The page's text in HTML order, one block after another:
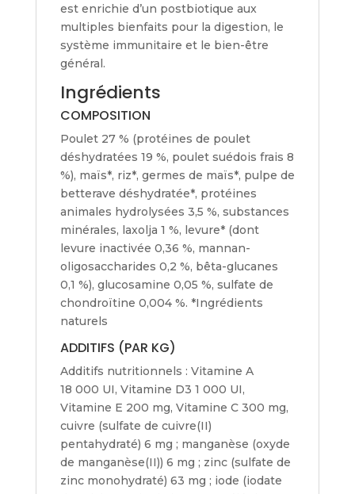
est enrichie d’un postbiotique aux
multiples bienfaits pour la digestion, le
système immunitaire et le bien-être
général.
Ingrédients
COMPOSITION
Poulet 27 % (protéines de poulet
déshydratées 19 %, poulet suédois frais 8
%), maïs*, riz*, germes de maïs*, pulpe de
betterave déshydratée*, protéines
animales hydrolysées 3,5 %, substances
minérales, laxolja 1 %, levure* (dont
levure inactivée 0,36 %, mannan-
oligosaccharides 0,2 %, bêta-glucanes
0,1 %), glucosamine 0,05 %, sulfate de
chondroïtine 0,004 %. *Ingrédients
naturels
ADDITIFS (PAR KG)
Additifs nutritionnels : Vitamine A
18 000 UI, Vitamine D3 1 000 UI,
Vitamine E 200 mg, Vitamine C 300 mg,
cuivre (sulfate de cuivre(II)
pentahydraté) 6 mg ; manganèse (oxyde
de manganèse(II)) 6 mg ; zinc (sulfate de
zinc monohydraté) 63 mg ; iode (iodate